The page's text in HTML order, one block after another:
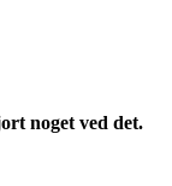
noget ved det.